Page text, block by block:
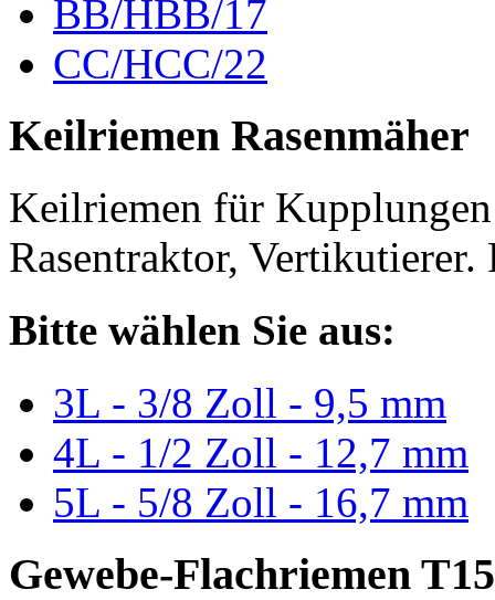
BB/HBB/17
CC/HCC/22
Keilriemen Rasenmäher
Keilriemen für Kupplungen
Rasentraktor,
Bitte wählen Sie aus:
3L - 3/8 Zoll - 9,5 mm
4L - 1/2 Zoll - 12,7 mm
5L - 5/8 Zoll - 16,7 mm
Gewebe-Flachriemen